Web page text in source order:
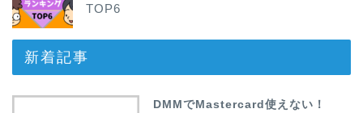
TOP6
新着記事
DMMでMastercard使えない！